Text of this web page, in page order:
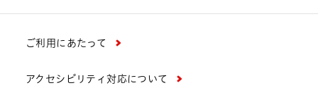
ご利用にあたって
アクセシビリティ対応について